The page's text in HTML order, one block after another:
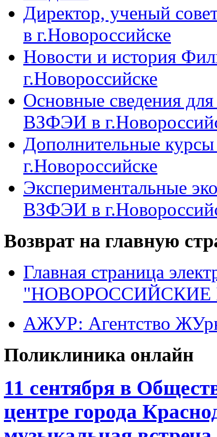
Директор, ученый
в г.Новороссийске
Новости и история
г.Новороссийске
Основные сведения
ВЗФЭИ в
Дополнительные
г.Новороссийске
Экспериментальные
ВЗФЭИ в
Возврат на главную
Главная страница
"НОВОРОССИЙСКИЕ
АЖУР: Агентство
Поликлиника онлайн
11 сентября в
центре города